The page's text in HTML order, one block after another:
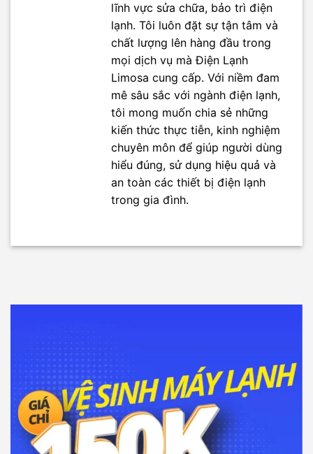
lĩnh vực sửa chữa, bảo trì điện
lạnh. Tôi luôn đặt sự tận tâm và
chất lượng lên hàng đầu trong
mọi dịch vụ mà Điện Lạnh
Limosa cung cấp. Với niềm đam
mê sâu sắc với ngành điện lạnh,
tôi mong muốn chia sẻ những
kiến thức thực tiễn, kinh nghiệm
chuyên môn để giúp người dùng
hiểu đúng, sử dụng hiệu quả và
an toàn các thiết bị điện lạnh
trong gia đình.